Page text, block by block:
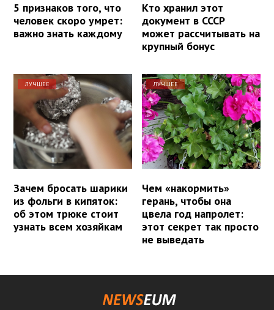
5 признаков того, что
человек скоро умрет:
важно знать каждому
Кто хранил этот
документ в СССР
может рассчитывать на
крупный бонус
ЛУЧШЕЕ
Зачем бросать шарики
из фольги в кипяток:
об этом трюке стоит
узнать всем хозяйкам
ЛУЧШЕЕ
Чем «накормить»
герань, чтобы она
цвела год напролет:
этот секрет так просто
не выведать